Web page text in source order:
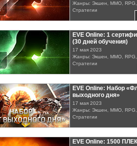
Жанры: Экшен, MMO, RPG,
Стратегии
EVE Online: 1
(30 дней обучения)
17 мая 2023
Жанры: Экшен, MMO, RPG,
Стратегии
EVE Online: Набор
выходного дня»
17 мая 2023
Жанры: Экшен, MMO, RPG,
Стратегии
EVE Online: 1500